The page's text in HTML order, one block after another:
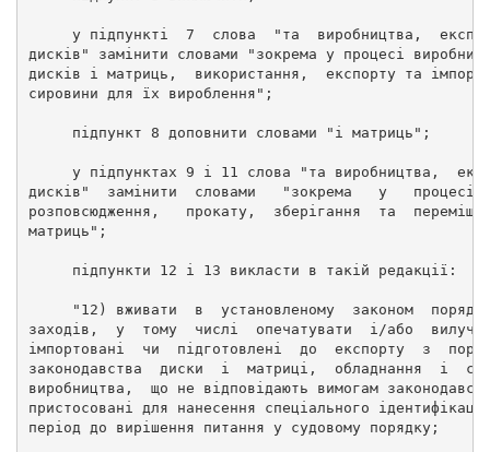
у підпункті  7  слова  "та  виробництва,
дисків" замінити словами "зокрема у процесі
дисків і матриць,  використання,  експорту та
сировини для їх вироблення";
     підпункт 8 доповнити словами "і матриць";
у підпунктах 9 і 11 слова "та виробництва,
дисків"  замінити  словами   "зокрема   у   процесі
розповсюдження,   прокату,  зберігання  та
матриць";
     підпункти 12 і 13 викласти в такій редакції:
"12) вживати  в  установленому  законом
заходів,  у  тому  числі  опечатувати  і/або
імпортовані  чи  підготовлені  до  експорту  з
законодавства  диски  і  матриці,  обладнання  і
виробництва,  що не відповідають вимогам
пристосовані для нанесення спеціального
період до вирішення питання у судовому порядку;